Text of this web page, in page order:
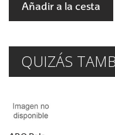
Añadir a la cesta
QUIZÁS